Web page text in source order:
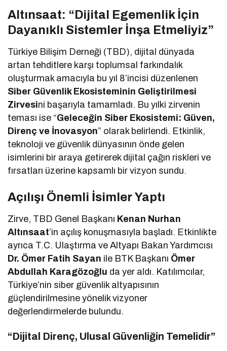
Altınsaat: “Dijital Egemenlik İçin
Dayanıklı Sistemler İnşa Etmeliyiz”
Türkiye Bilişim Derneği (TBD), dijital dünyada
artan tehditlere karşı toplumsal farkındalık
oluşturmak amacıyla bu yıl 8’incisi düzenlenen
Siber Güvenlik Ekosisteminin Geliştirilmesi
Zirvesini başarıyla tamamladı. Bu yılki zirvenin
teması ise “Geleceğin Siber Ekosistemi: Güven,
Direnç ve İnovasyon” olarak belirlendi. Etkinlik,
teknoloji ve güvenlik dünyasının önde gelen
isimlerini bir araya getirerek dijital çağın riskleri ve
fırsatları üzerine kapsamlı bir vizyon sundu.
Açılışı Önemli İsimler Yaptı
Zirve, TBD Genel Başkanı Kenan Nurhan
Altınsaat’in açılış konuşmasıyla başladı. Etkinlikte
ayrıca T.C. Ulaştırma ve Altyapı Bakan Yardımcısı
Dr. Ömer Fatih Sayan ile BTK Başkanı Ömer
Abdullah Karagözoğlu da yer aldı. Katılımcılar,
Türkiye’nin siber güvenlik altyapısının
güçlendirilmesine yönelik vizyoner
değerlendirmelerde bulundu.
“Dijital Direnç, Ulusal Güvenliğin Temelidir”